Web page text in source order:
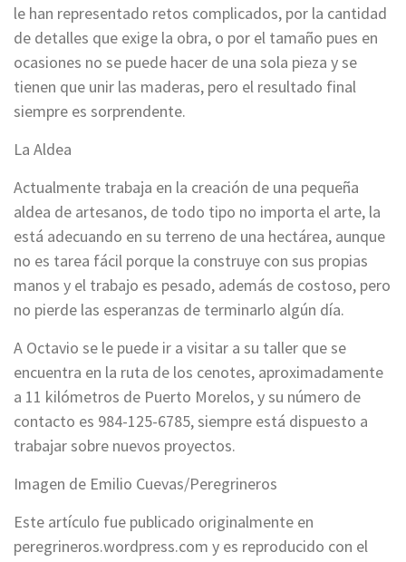
le han representado retos complicados, por la cantidad
de detalles que exige la obra, o por el tamaño pues en
ocasiones no se puede hacer de una sola pieza y se
tienen que unir las maderas, pero el resultado final
siempre es sorprendente.
La Aldea
Actualmente trabaja en la creación de una pequeña
aldea de artesanos, de todo tipo no importa el arte, la
está adecuando en su terreno de una hectárea, aunque
no es tarea fácil porque la construye con sus propias
manos y el trabajo es pesado, además de costoso, pero
no pierde las esperanzas de terminarlo algún día.
A Octavio se le puede ir a visitar a su taller que se
encuentra en la ruta de los cenotes, aproximadamente
a 11 kilómetros de Puerto Morelos, y su número de
contacto es 984-125-6785, siempre está dispuesto a
trabajar sobre nuevos proyectos.
Imagen de Emilio Cuevas/Peregrineros
Este artículo fue publicado originalmente en
peregrineros.wordpress.com y es reproducido con el